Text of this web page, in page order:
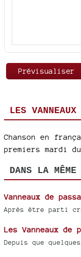
LES VANNEAUX
Chanson en
premiers mardi
DANS LA
Vanneaux de
Après être parti
Les Vanneaux de
Depuis que